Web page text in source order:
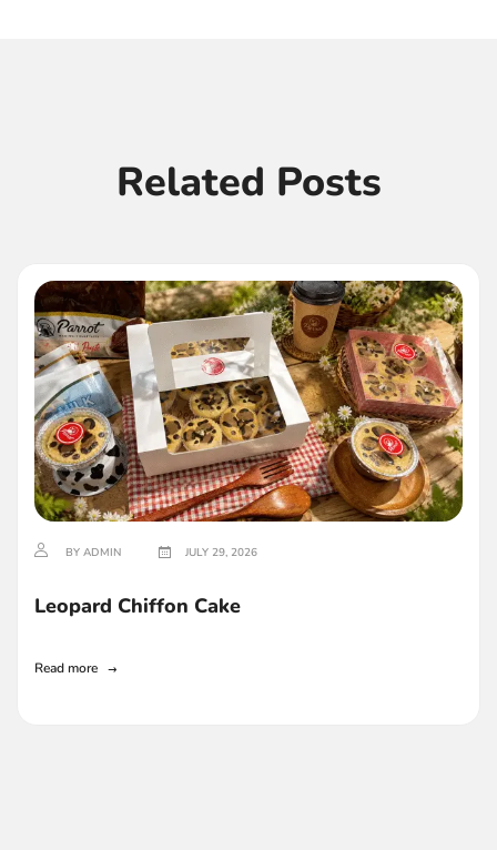
Related Posts
BY ADMIN JULY 29, 2026
Leopard Chiffon Cake
Read more